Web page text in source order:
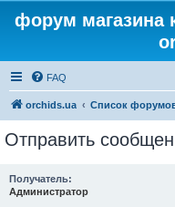
форум магазина
FAQ
orchids.ua Список
Отправить
Получатель:
Администратор